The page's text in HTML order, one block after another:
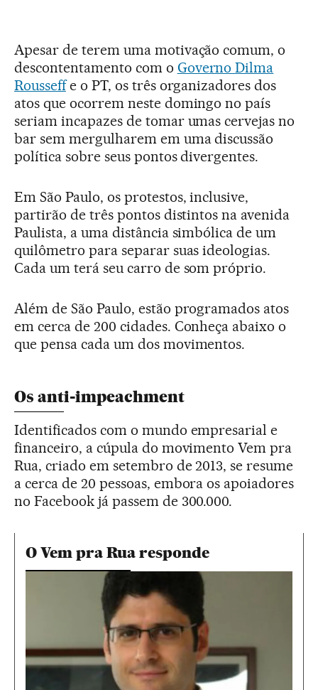
Apesar de terem uma motivação comum, o
descontentamento com o Governo Dilma
Rousseffe o PT, os três organizadores dos
atos que ocorrem neste domingo no país
seriam incapazes de tomar umas cervejas no
bar sem mergulharem em uma discussão
política sobre seus pontos divergentes.
Em São Paulo, os protestos, inclusive,
partirão de três pontos distintos na avenida
Paulista, a uma distância simbólica de um
quilômetro para separar suas ideologias.
Cada um terá seu carro de som próprio.
Além de São Paulo, estão programados atos
em cerca de 200 cidades. Conheça abaixo o
que pensa cada um dos movimentos.
Os anti-impeachment
Identificados com o mundo empresarial e
financeiro, a cúpula do movimento Vem pra
Rua, criado em setembro de 2013, se resume
a cerca de 20 pessoas, embora os apoiadores
no Facebook já passem de 300.000.
O Vem pra Rua responde